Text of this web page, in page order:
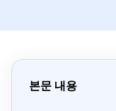
본문 내용